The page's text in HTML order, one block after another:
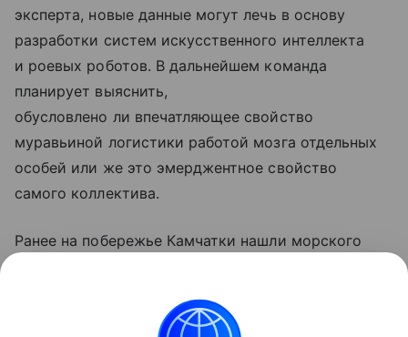
эксперта, новые данные могут лечь в основу
разработки систем искусственного интеллекта
и роевых роботов. В дальнейшем команда
планирует выяснить,
обусловлено ли впечатляющее свойство
муравьиной логистики работой мозга отдельных
особей или же это эмерджентное свойство
самого коллектива.
Ранее на побережье Камчатки нашли морского
другом материале Hi-Tech Mail.